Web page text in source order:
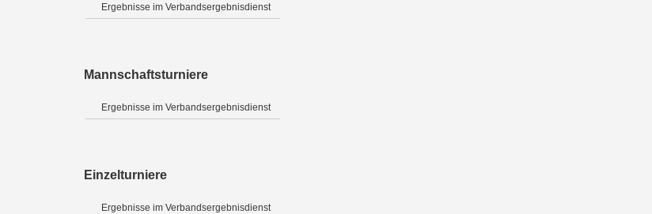
Ergebnisse im Verbandsergebnisdienst
Mannschaftsturniere
Ergebnisse im Verbandsergebnisdienst
Einzelturniere
Ergebnisse im Verbandsergebnisdienst